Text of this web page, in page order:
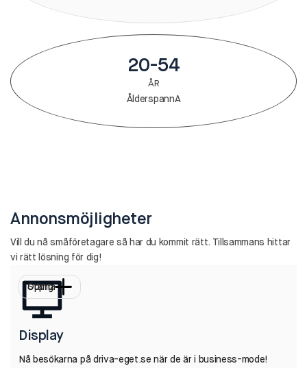
20-54
ÅR
ÅlderspannA
Annonsmöjligheter
Vill du nå småföretagare så har du kommit rätt. Tillsammans hittar
vi rätt lösning för dig!
Display
Nå besökarna på driva-eget.se när de är i business-mode!
Öppna
Stäng